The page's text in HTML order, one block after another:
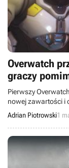
Overwatch
graczy
Pierwszy
nowej zawartości i
gry. Tymczasem
roku sieciowa
nowych graczy.
Adrian Piotrowski1